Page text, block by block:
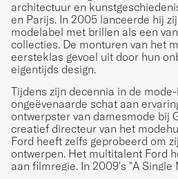
architectuur en
en Parijs. In 2005 lanceerde hij
modelabel met brillen als een
collecties. De monturen van het
eersteklas gevoel uit door hun
eigentijds design.
Tijdens zijn decennia in de
ongeëvenaarde schat aan
ontwerpster van damesmode bij
creatief directeur van het
Ford heeft zelfs geprobeerd om
ontwerpen. Het multitalent Ford
aan filmregie. In 2009's "A Single